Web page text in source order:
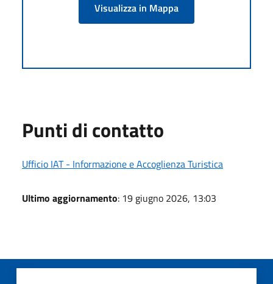
Visualizza in Mappa
Punti di contatto
Ufficio IAT - Informazione e Accoglienza Turistica
Ultimo aggiornamento: 19 giugno 2026, 13:03